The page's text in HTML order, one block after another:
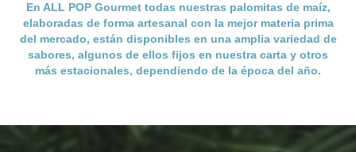
En ALL POP Gourmet todas nuestras palomitas de maíz,
elaboradas de forma artesanal con la mejor materia prima
del mercado, están disponibles en una amplia variedad de
sabores, algunos de ellos fijos en nuestra carta y otros
más estacionales, dependiendo de la época del año.